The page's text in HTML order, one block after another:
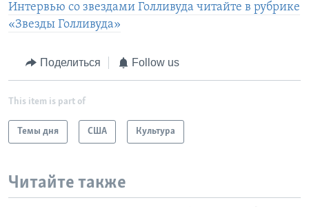
Интервью со звездами Голливуда читайте в рубрике
«Звезды Голливуда»
Поделиться Follow us
This item is part of
Темы дня США Культура
Читайте также